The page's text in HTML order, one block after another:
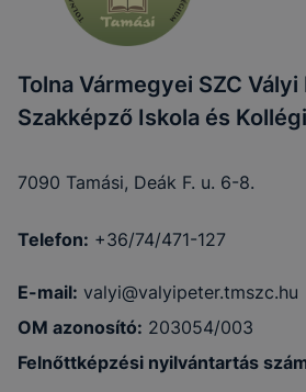
Tolna Vármegyei SZC
Szakképző Iskola és
7090 Tamási, Deák F. u. 6-8.
Telefon: +36/74/471-127
E-mail: valyi@valyipeter.tmszc.hu
OM azonosító: 203054/003
Felnőttképzési nyilvántartás